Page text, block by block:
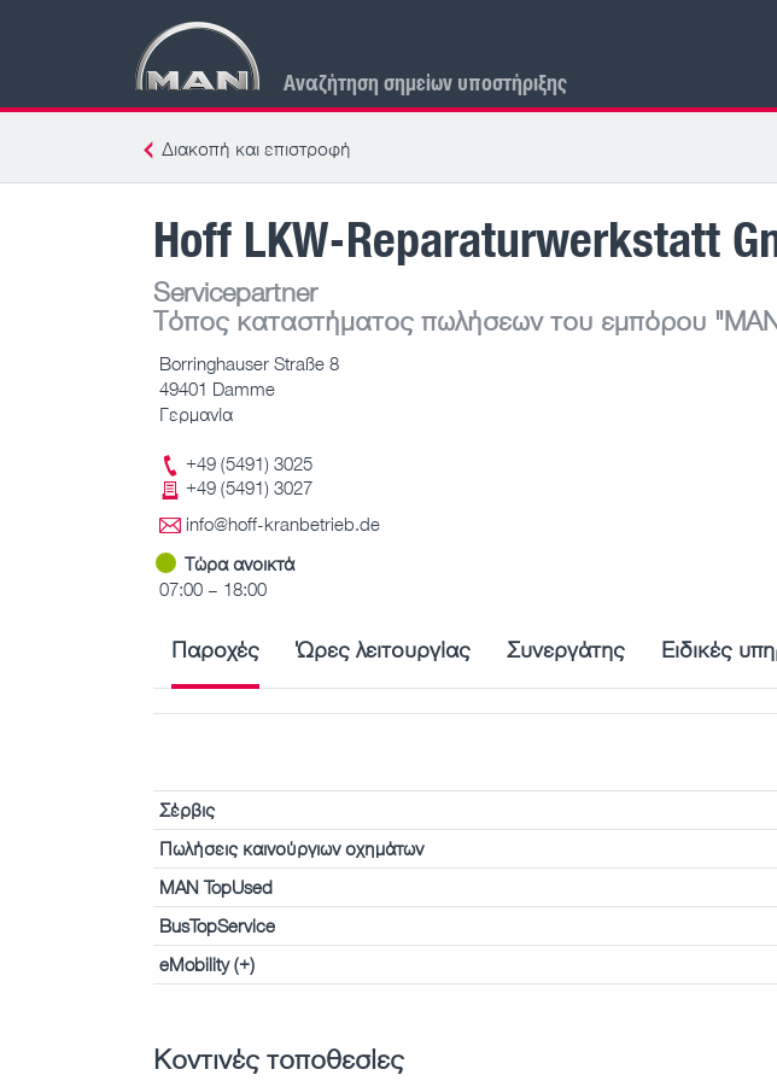
Αναζήτηση σημείων υποστήριξης
Διακοπή και επιστροφή
Hoff LKW-Reparaturwerkstatt
Servicepartner
Τόπος καταστήματος πωλήσεων του εμπόρου
Borringhauser Straße 8
49401 Damme
Γερμανία
+49 (5491) 3025
+49 (5491) 3027
info@hoff-kranbetrieb.de
Τώρα ανοικτά
07:00 – 18:00
Παροχές Ώρες λειτουργίας Συνεργάτης Ειδικές
Σέρβις
Πωλήσεις καινούργιων οχημάτων
MAN TopUsed
BusTopService
eMobility (+)
Κοντινές τοποθεσίες